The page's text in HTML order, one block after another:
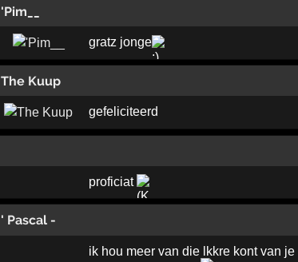
'Pim__
gratz jonge
The Kuup
gefeliciteerd
proficiat
' Pascal -
ik hou meer van die lkkre kont van je